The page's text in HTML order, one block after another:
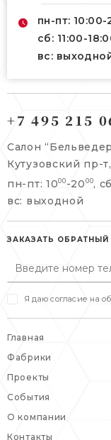
пн-пт: 10:00-
сб: 11:00-
вс:
пн-пт: 10:00-
сб, вс:
+7 495 477 45
пн-пт: 10:00-
сб:
+7 495 215
Салон
Кутузовский пр-
пн-пт: 1000 -20 00,
вс: выходной
ЗАКАЗАТЬ
Я даю согласие на
Главная
Фабрики
Проекты
События
О компании
Контакты